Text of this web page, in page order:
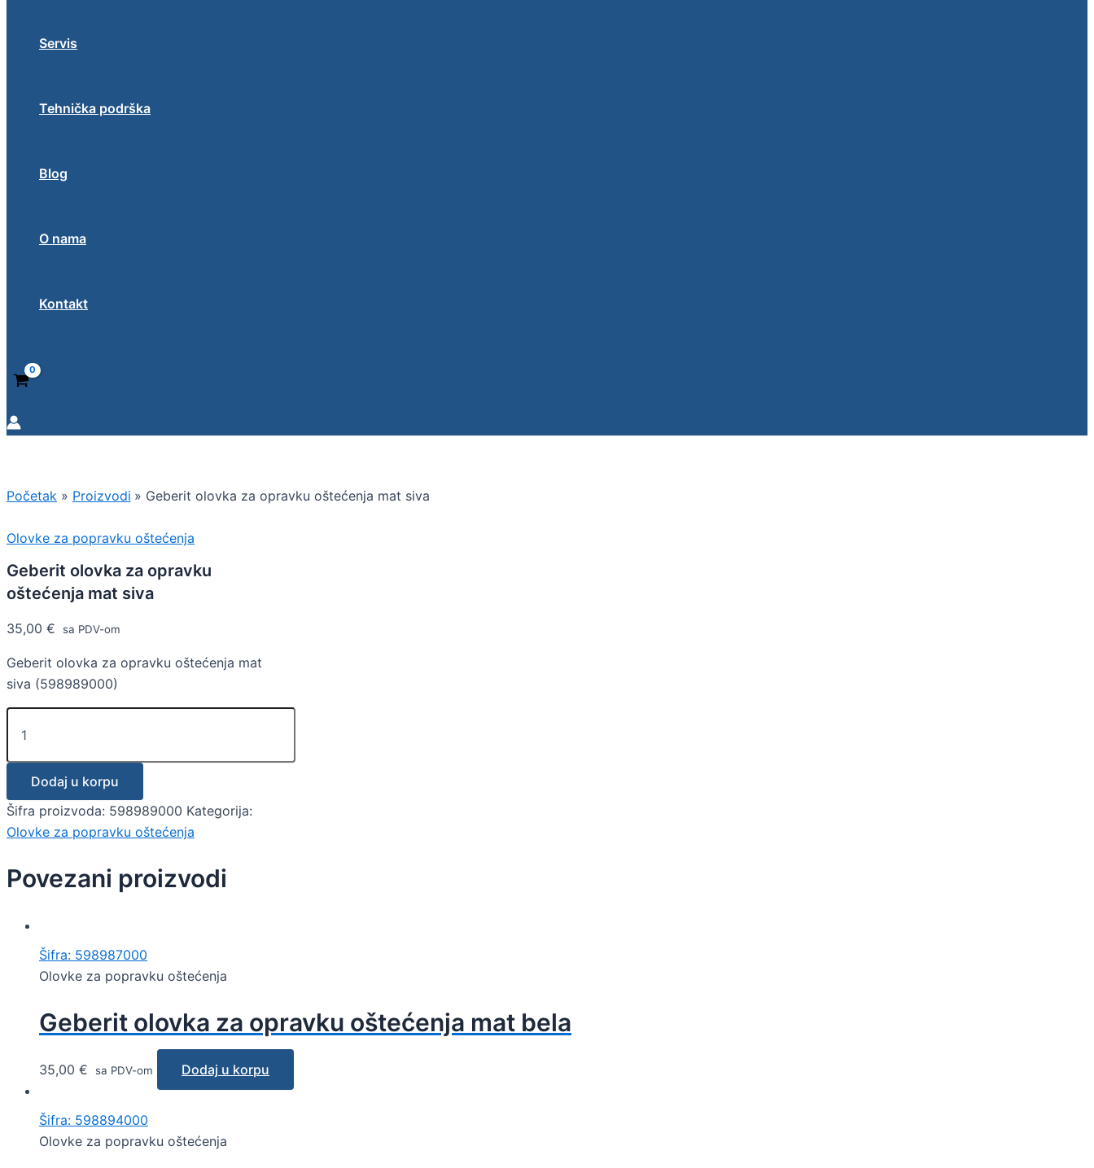
Servis
Tehnička podrška
Blog
O nama
Kontakt
Početak Proizvodi Geberit olovka za opravku oštećenja mat siva
Olovke za popravku oštećenja
Geberit olovka za opravku
oštećenja mat siva
35,00 € sa PDV-om
Geberit olovka za opravku oštećenja mat
siva (598989000)
Dodaj u korpu
Šifra proizvoda: 598989000 Kategorija:
Olovke za popravku oštećenja
Povezani proizvodi
Šifra: 598987000
Olovke za popravku oštećenja
Geberit olovka za opravku oštećenja mat bela
35,00 € sa PDV-om Dodaj u korpu
Šifra: 598894000
Olovke za popravku oštećenja